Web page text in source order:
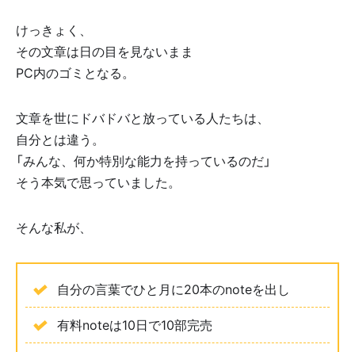
けっきょく、
その文章は日の目を見ないまま
PC内のゴミとなる。
文章を世にドバドバと放っている人たちは、
自分とは違う。
「みんな、何か特別な能力を持っているのだ」
そう本気で思っていました。
そんな私が、
自分の言葉でひと月に20本のnoteを出し
有料noteは10日で10部完売